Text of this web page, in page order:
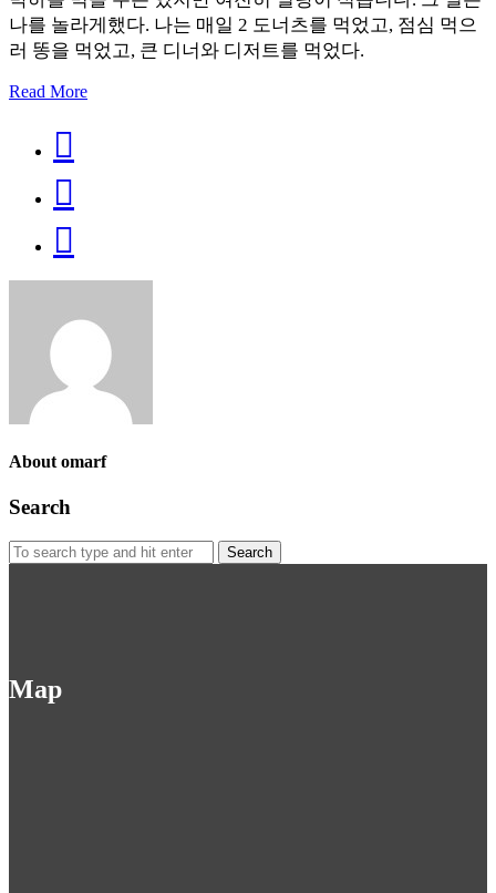
나를 놀라게했다. 나는 매일 2 도너츠를 먹었고, 점심 먹으
러 똥을 먹었고, 큰 디너와 디저트를 먹었다.
Read More
About omarf
Search
Search
for:
Map